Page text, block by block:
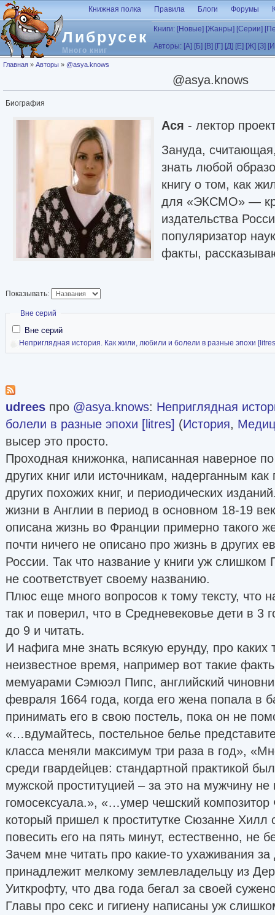
Перейти к основному содержанию
Либрусек
Много книг
Книжная полка Правила Блоги Форумы
Книги: [Новые] [Жанры] [Серии]
Авторы: [А] [Б] [В] [Г] [Д] [Е] [Ж] [З]
Вы здесь
Главная » Авторы » @asya.knows
@asya.knows
Биография
Ася - лектор
Зануда,
знать любой
книгу о том, как
для «ЭКСМО» —
издательства
популяризатор
факты,
Образование
МГУ имени М.В. Ломоносова
University of Oxford
— On the Parish: Negotiating Poverty in English
— The Wars of The Roses: Power, Politics and
— Henry VIII
— Elizabeth I
— Soul Sisters: Women in Scripture and Early
— Investigating the Victorians
— Noble Violence in Early Modern Europe
— Queens and Empresses - Female Rulers of
Yale University
— Early Modern England: Politics, Religion, and
and Stuarts
Harvard University
— Women Making History: Ten Objects, Many
University of Cambridge
— Gloriana: the life and times of Elizabeth I
источник
Показывать:
Скрыть
Вне серий
Вне серий
Неприглядная история. Как жили, любили и болели в разные эпохи
udrees про @asya.knows: Неприглядная
болели в разные эпохи [litres] (История,
высер это просто.
Проходная книжонка, написанная наверное
других книг или источникам, надерганным
других похожих книг, и периодических
жизни в Англии в период в основном 18-19
описана жизнь во Франции примерно такого
почти ничего не описано про жизнь в других
России. Так что название у книги уж
не соответствует своему названию.
Плюс еще много вопросов к тому тексту, что
так и поверил, что в Средневековье дети в 3
до 9 и читать.
И нафига мне знать всякую ерунду, про
неизвестное время, например вот такие
мемуарами Сэмюэл Пипс, английский
февраля 1664 года, когда его жена попала в
принимать его в свою постель, пока он не
«…вдумайтесь, постельное белье
класса меняли максимум три раза в год»,
среди гвардейцев: стандартной практикой
мужской проституцией – за это на мужчину
гомосексуала.», «…умер чешский
который пришел к проститутке Сюзанне Хилл
повесить его на пять минут, естественно, не
Зачем мне читать про какие-то ухаживания
принадлежит мелкому землевладельцу из
Уиткрофту, что два года бегал за своей
Главы про секс и гигиену написаны уж